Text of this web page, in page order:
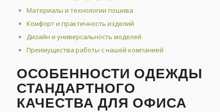
Материалы и технологии пошива
Комфорт и практичность изделий
Дизайн и универсальность моделей
Преимущества работы с нашей компанией
ОСОБЕННОСТИ ОДЕЖДЫ
СТАНДАРТНОГО
КАЧЕСТВА ДЛЯ ОФИСА